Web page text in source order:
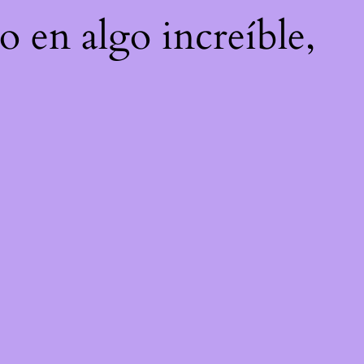
en algo increíble,